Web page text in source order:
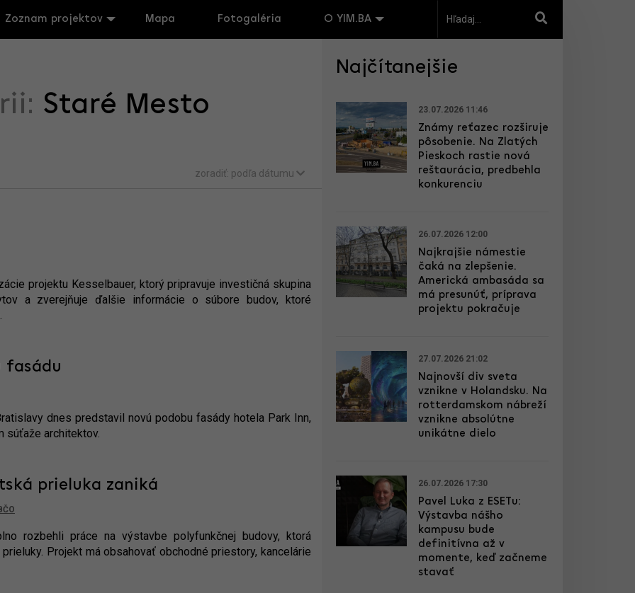
Zoznam projektov Mapa Fotogaléria O YIM.BA
Staré Mesto
zoradiť: podľa dátumu
projektu Kesselbauer, ktorý pripravuje investičná skupina
a zverejňuje ďalšie informácie o súbore budov, ktoré
fasádu
dnes predstavil novú podobu fasády hotela Park Inn,
súťaže architektov.
prieluka zaniká
rozbehli práce na výstavbe polyfunkčnej budovy, ktorá
Projekt má obsahovať obchodné priestory, kancelárie
Najčítanejšie
23.07.2026 11:46
Známy reťazec rozširuje
pôsobenie. Na Zlatých
Pieskoch rastie nová
reštaurácia, predbehla
konkurenciu
26.07.2026 12:00
Najkrajšie námestie
čaká na zlepšenie.
Americká ambasáda sa
má presunúť, príprava
projektu pokračuje
27.07.2026 21:02
Najnovší div sveta
vznikne v Holandsku. Na
rotterdamskom nábreží
vznikne absolútne
unikátne dielo
26.07.2026 17:30
Pavel Luka z ESETu:
Výstavba nášho
kampusu bude
definitívna až v
momente, keď začneme
stavať